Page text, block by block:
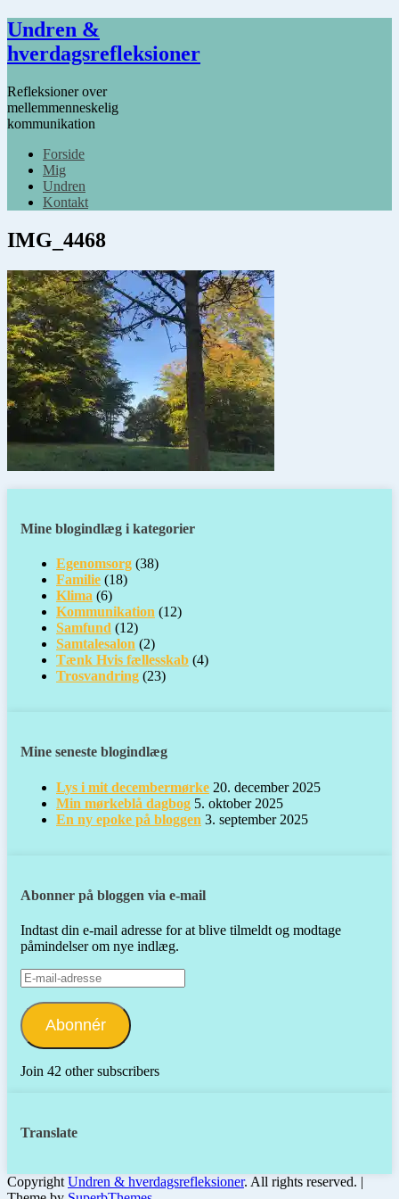
Undren &
hverdagsrefleksioner
Refleksioner over
mellemmenneskelig
kommunikation
Forside
Mig
Undren
Kontakt
IMG_4468
Mine blogindlæg i kategorier
Egenomsorg (38)
Familie (18)
Klima (6)
Kommunikation (12)
Samfund (12)
Samtalesalon (2)
Tænk Hvis fællesskab (4)
Trosvandring (23)
Mine seneste blogindlæg
Lys i mit decembermørke 20. december 2025
Min mørkeblå dagbog 5. oktober 2025
En ny epoke på bloggen 3. september 2025
Abonner på bloggen via e-mail
Indtast din e-mail adresse for at blive tilmeldt og modtage
påmindelser om nye indlæg.
E-
mail-
adresse
Abonnér
Join 42 other subscribers
Translate
Copyright Undren & hverdagsrefleksioner. All rights reserved. |